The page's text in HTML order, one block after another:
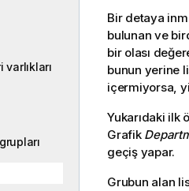
Bir detaya
bulunan ve
bir olası
bunun yerine
içermiyorsa,
Yukarıdaki ilk
Grafik
geçiş yapar.
Grubun alan